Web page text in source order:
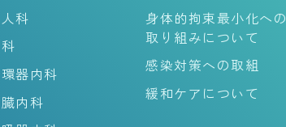
科
器内科
内科
身体的拘束最小化への
取り組みについて
感染対策への取組
緩和ケアについて